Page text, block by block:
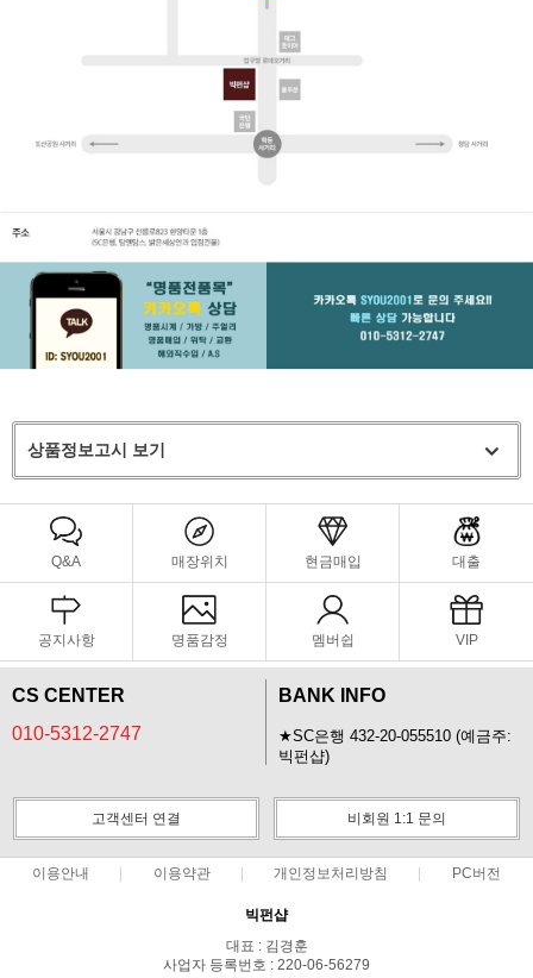
상품정보고시 보기
Q&A 매장위치 현금매입 대출
공지사항 명품감정 멤버쉽 VIP
CS CENTER
010-5312-2747
BANK INFO
★SC은행 432-20-055510 (예금주:
빅펀샵)
고객센터 연결 비회원 1:1 문의
이용안내 이용약관 개인정보처리방침 PC버전
빅펀샵
대표 : 김경훈
사업자 등록번호 : 220-06-56279